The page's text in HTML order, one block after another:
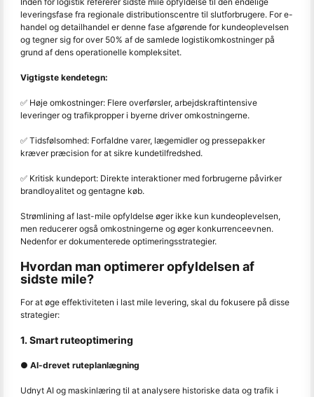
leveringsfase fra regionale distributionscentre til slutforbrugere. For e-
handel og detailhandel er denne fase afgørende for kundeoplevelsen
og tegner sig for over 50% af de samlede logistikomkostninger på
grund af dens operationelle kompleksitet.
Vigtigste kendetegn:
✅ Høje omkostninger: Flere overførsler, arbejdskraftintensive
leveringer og trafikpropper i byerne driver omkostningerne.
✅ Tidsfølsomhed: Forfaldne varer, lægemidler og pressepakker
kræver præcision for at sikre kundetilfredshed.
✅ Kritisk kundeport: Direkte interaktioner med forbrugerne påvirker
brandloyalitet og gentagne køb.
Strømlining af last-mile opfyldelse øger ikke kun kundeoplevelsen,
men reducerer også omkostningerne og øger konkurrenceevnen.
Nedenfor er dokumenterede optimeringsstrategier.
Hvordan man optimerer opfyldelsen af
sidste mile?
For at øge effektiviteten i last mile levering, skal du fokusere på disse
strategier:
1. Smart ruteoptimering
● AI-drevet ruteplanlægning
Udnyt AI og maskinlæring til at analysere historiske data og trafik i